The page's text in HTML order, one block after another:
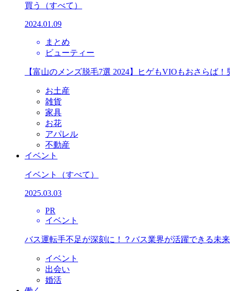
買う （すべて）
2024.01.09
まとめ
ビューティー
【富山のメンズ脱毛7選 2024】ヒゲもVIOもおさらば
お土産
雑貨
家具
お花
アパレル
不動産
イベント
イベント （すべて）
2025.03.03
PR
イベント
バス運転手不足が深刻に！？バス業界が活躍できる未
イベント
出会い
婚活